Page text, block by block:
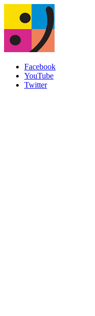
Facebook
YouTube
Twitter